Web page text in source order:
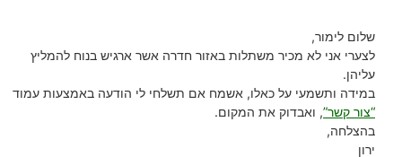
שלום לימור,
לצערי אני לא מכיר משתלות באזור חדרה אשר ארגיש בנוח להמליץ
עליהן.
במידה ותשמעי על כאלו, אשמח אם תשלחי לי הודעה באמצעות עמוד
“צור קשר”, ואבדוק את המקום.
בהצלחה,
ירון